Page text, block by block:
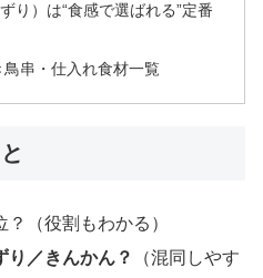
り）は“食感で選ばれる”定番
串・仕入れ食材一覧
（役割もわかる）
り／きんかん？
（混同しやす